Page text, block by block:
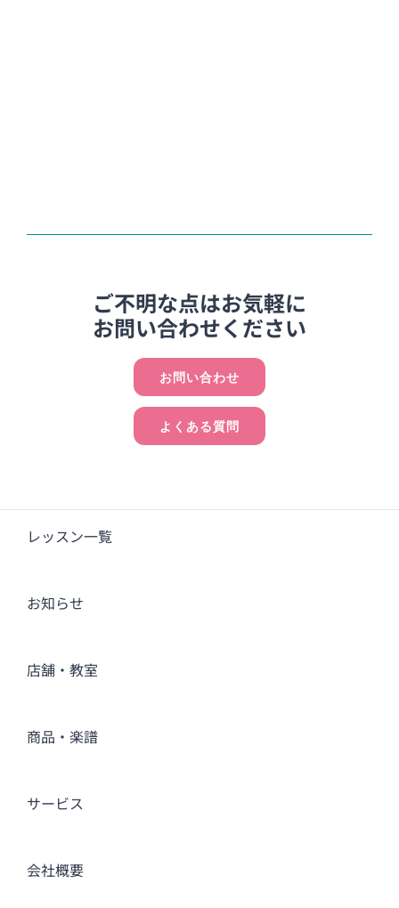
ご不明な点はお気軽に
お問い合わせください
お問い合わせ
よくある質問
レッスン一覧
お知らせ
店舗・教室
商品・楽譜
サービス
会社概要